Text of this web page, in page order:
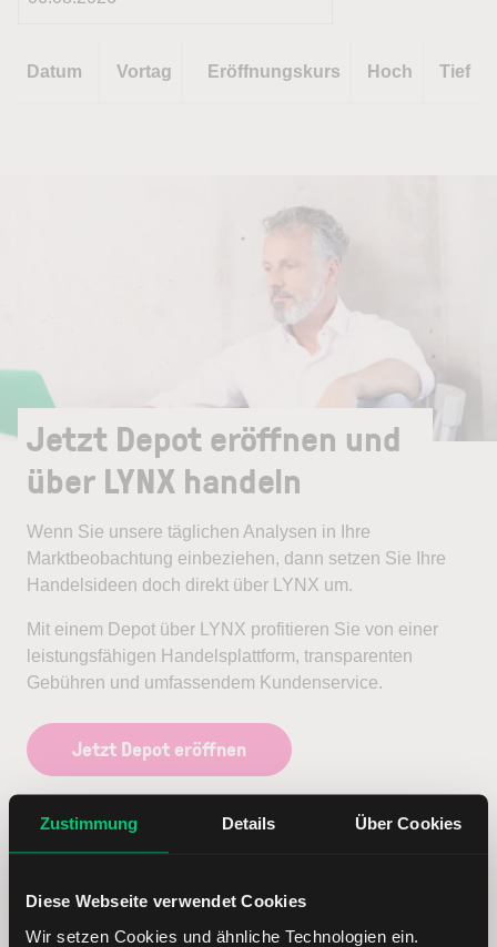
Zustimmung Details Über Cookies
Diese Webseite verwendet Cookies
Wir setzen Cookies und ähnliche Technologien ein.
Datum Vortag Eröffnungskurs Hoch Tief
Jetzt Depot eröffnen und
über LYNX handeln
Wenn Sie unsere täglichen Analysen in Ihre
Marktbeobachtung einbeziehen, dann setzen Sie Ihre
Handelsideen doch direkt über LYNX um.
Mit einem Depot über LYNX profitieren Sie von einer
leistungsfähigen Handelsplattform, transparenten
Gebühren und umfassendem Kundenservice.
Jetzt Depot eröffnen